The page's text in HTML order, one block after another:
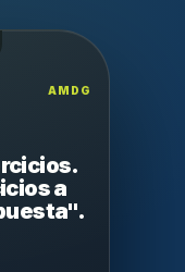
AMDG
a